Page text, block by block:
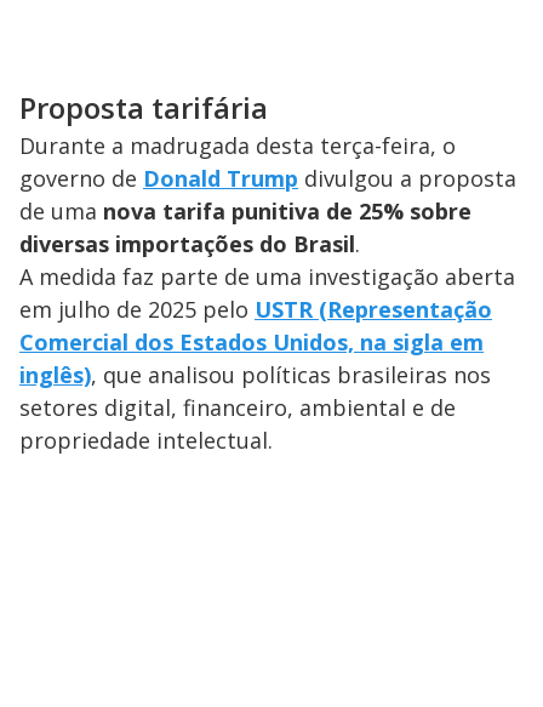
Proposta tarifária
Durante a madrugada desta terça-feira, o
governo de Donald Trump divulgou a proposta
de uma nova tarifa punitiva de 25% sobre
diversas importações do Brasil.
A medida faz parte de uma investigação aberta
em julho de 2025 pelo USTR (Representação
Comercial dos Estados Unidos, na sigla em
inglês), que analisou políticas brasileiras nos
setores digital, financeiro, ambiental e de
propriedade intelectual.